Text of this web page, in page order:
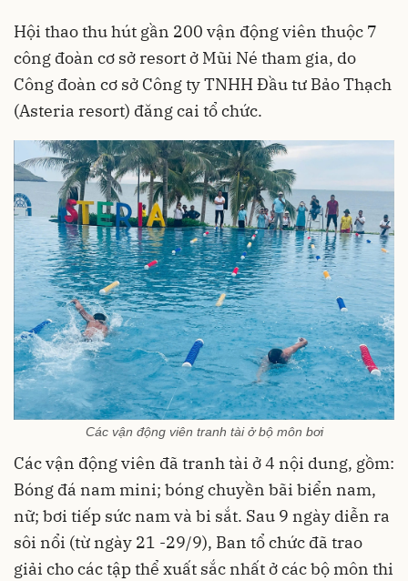
Hội thao thu hút gần 200 vận động viên thuộc 7
công đoàn cơ sở resort ở Mũi Né tham gia, do
Công đoàn cơ sở Công ty TNHH Đầu tư Bảo Thạch
(Asteria resort) đăng cai tổ chức.
Các vận động viên tranh tài ở bộ môn bơi
Các vận động viên đã tranh tài ở 4 nội dung, gồm:
Bóng đá nam mini; bóng chuyền bãi biển nam,
nữ; bơi tiếp sức nam và bi sắt. Sau 9 ngày diễn ra
sôi nổi (từ ngày 21 -29/9), Ban tổ chức đã trao
giải cho các tập thể xuất sắc nhất ở các bộ môn thi